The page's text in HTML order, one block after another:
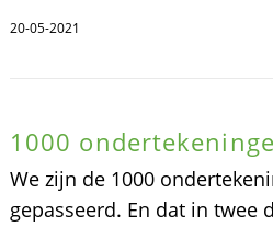
20-05-2021
1000
We zijn de 1000
gepasseerd. En dat in twee